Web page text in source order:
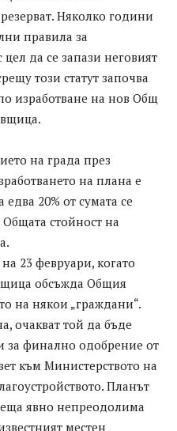
Няколко години
правила за
цел да се запази неговият
този статут започва
изработване на нов Общ
на града през
на плана е
20% от сумата се
стойност на
23 февруари, когато
обсъжда Общия
на някои „граждани“.
очакват той да бъде
за финално одобрение от
към Министерството на
Планът
явно непреодолима
местен